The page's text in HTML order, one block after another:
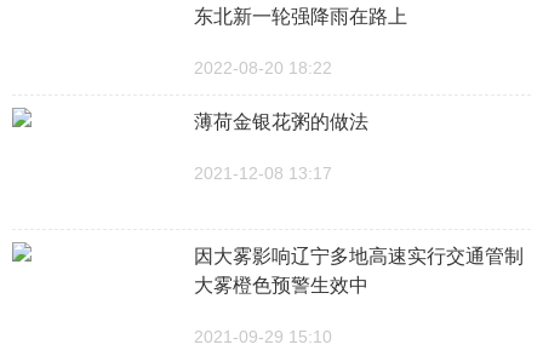
东北新一轮强降雨在路上
2022-08-20 18:22
薄荷金银花粥的做法
2021-12-08 13:17
因大雾影响辽宁多地高速实行交通管制
大雾橙色预警生效中
2021-09-29 15:10